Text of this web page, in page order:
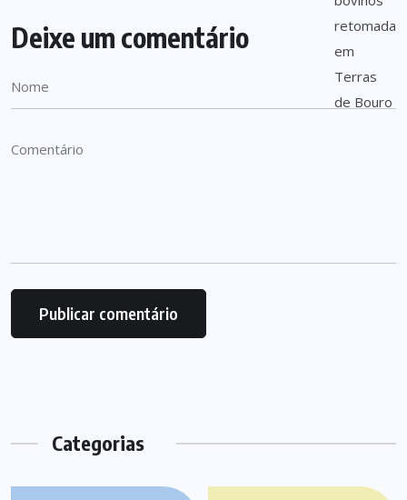
Deixe um comentário
Categorias